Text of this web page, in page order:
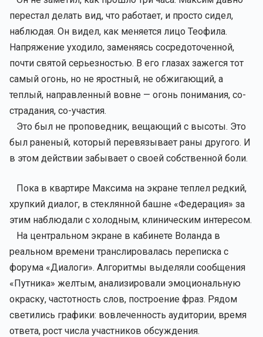
перестал делать вид, что работает, и просто сидел,
наблюдая. Он видел, как меняется лицо Теофила.
Напряжение уходило, заменяясь сосредоточенной,
почти святой серьезностью. В его глазах зажегся тот
самый огонь, но не яростный, не обжигающий, а
теплый, направленный вовне — огонь понимания, со-
страдания, со-участия.
Это был не проповедник, вещающий с высоты. Это
был раненый, который перевязывает раны другого. И
в этом действии забывает о своей собственной боли.
Пока в квартире Максима на экране теплел редкий,
хрупкий диалог, в стеклянной башне «Федерация» за
этим наблюдали с холодным, клиническим интересом.
На центральном экране в кабинете Воланда в
реальном времени транслировалась переписка с
форума «Диалоги». Алгоритмы выделяли сообщения
«Путника» желтым, анализировали эмоциональную
окраску, частотность слов, построение фраз. Рядом
светились графики: вовлеченность аудитории, время
ответа, рост числа участников обсуждения.